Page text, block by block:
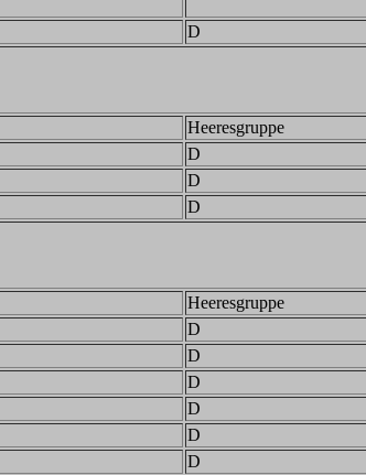
D
Heeresgruppe
D
D
D
Heeresgruppe
D
D
D
D
D
D